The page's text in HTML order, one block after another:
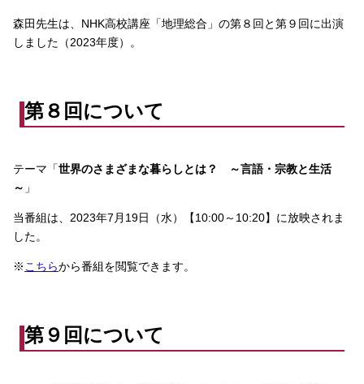
森田先生は、NHK高校講座「地理総合」の第８回と第９回に出演
しました（2023年度）。
第８回について
テーマ「世界のさまざまな暮らしとは？ ～言語・宗教と生活
～ 」
当番組は、2023年7月19日（水）【10:00～10:20】に放映されま
した。
※ こちらから番組を閲覧できます。
第９回について